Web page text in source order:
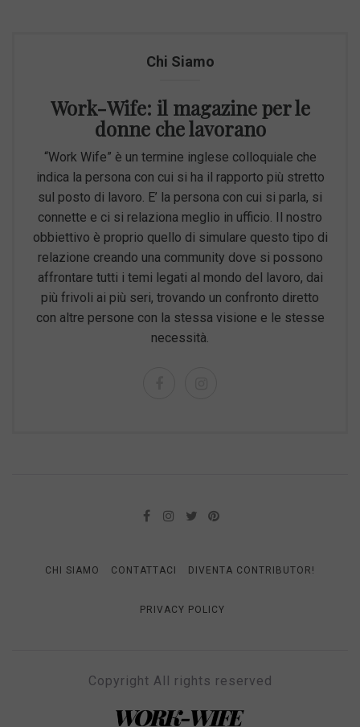
Chi Siamo
Work-Wife: il magazine per le
donne che lavorano
“Work Wife” è un termine inglese colloquiale che
indica la persona con cui si ha il rapporto più stretto
sul posto di lavoro. E’ la persona con cui si parla, si
connette e ci si relaziona meglio in ufficio. Il nostro
obbiettivo è proprio quello di simulare questo tipo di
relazione creando una community dove si possono
affrontare tutti i temi legati al mondo del lavoro, dai
più frivoli ai più seri, trovando un confronto diretto
con altre persone con la stessa visione e le stesse
necessità.
CHI SIAMO CONTATTACI DIVENTA CONTRIBUTOR!
PRIVACY POLICY
Copyright All rights reserved